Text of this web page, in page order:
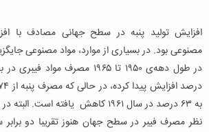
افزایش تولید پنبه در سطح جهانی مصادف با
مصنوعی بود. در بسیاری از موارد، مواد مصنوعی
نظر مصرف فیبر در سطح جهان هنوز تقریبا دو